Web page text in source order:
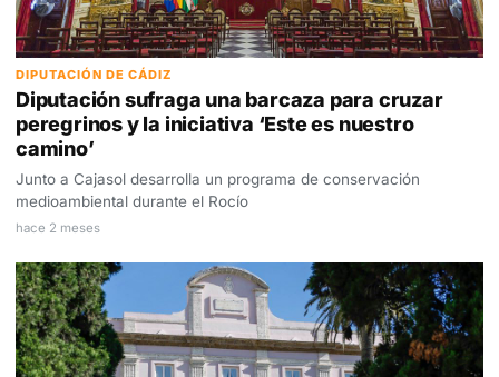
DIPUTACIÓN DE CÁDIZ
Diputación sufraga una barcaza para cruzar
peregrinos y la iniciativa ‘Este es nuestro
camino’
Junto a Cajasol desarrolla un programa de conservación
medioambiental durante el Rocío
hace 2 meses